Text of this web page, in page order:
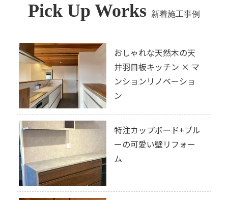
Pick Up Works 新着施工事例
おしゃれな天然木の天
井羽目板キッチン × マ
ンションリノベーショ
ン
特注カップボード+ブル
ーの可愛い壁リフォー
ム